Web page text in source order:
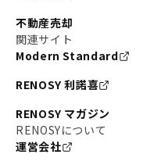
不動産売却
関連サイト
Modern Standard
RENOSY 利諾喜
RENOSY マガジン
RENOSYについて
運営会社